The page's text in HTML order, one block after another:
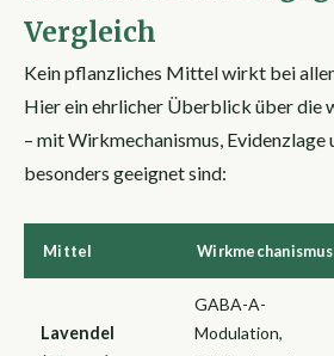
Vergleich
Kein pflanzliches Mittel wirkt bei
Hier ein ehrlicher Überblick über die
– mit Wirkmechanismus, Evidenzlage
besonders geeignet sind:
Mittel Wirkmechanismus
Lavendel
GABA-A-
Modulation,